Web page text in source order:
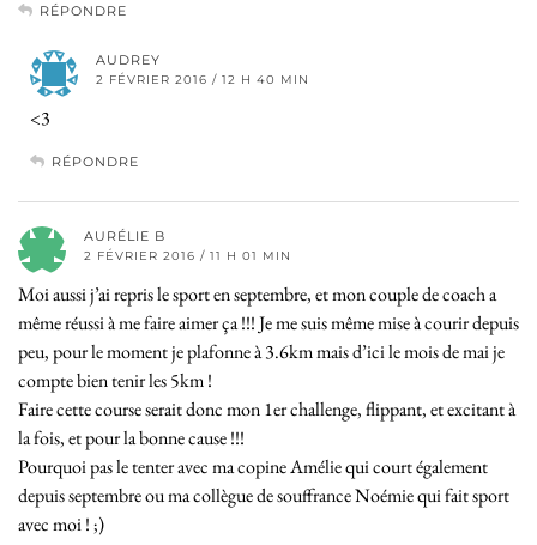
RÉPONDRE
AUDREY
2 FÉVRIER 2016 / 12 H 40 MIN
<3
RÉPONDRE
AURÉLIE B
2 FÉVRIER 2016 / 11 H 01 MIN
Moi aussi j’ai repris le sport en septembre, et mon couple de coach a
même réussi à me faire aimer ça !!! Je me suis même mise à courir depuis
peu, pour le moment je plafonne à 3.6km mais d’ici le mois de mai je
compte bien tenir les 5km !
Faire cette course serait donc mon 1er challenge, flippant, et excitant à
la fois, et pour la bonne cause !!!
Pourquoi pas le tenter avec ma copine Amélie qui court également
depuis septembre ou ma collègue de souffrance Noémie qui fait sport
avec moi ! ;)